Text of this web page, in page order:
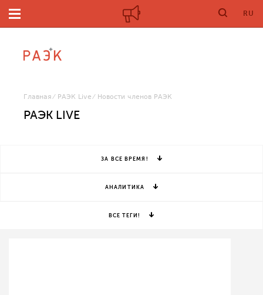
RU
Главная РАЭК Live Новости членов РАЭК
РАЭК LIVE
ЗА ВСЕ ВРЕМЯ!
АНАЛИТИКА
ВСЕ ТЕГИ!